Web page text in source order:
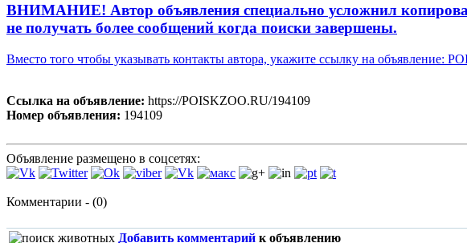
ВНИМАНИЕ! Автор объявления специально усложнил
не получать более сообщений когда поиски завершены.
Вместо того чтобы указывать контакты автора, укажите ссылку на объявление:
Ссылка на объявление: https://POISKZOO.RU/194109
Номер объявления: 194109
Объявление размещено в соцсетях:
Комментарии - (0)
Добавить комментарий к объявлению